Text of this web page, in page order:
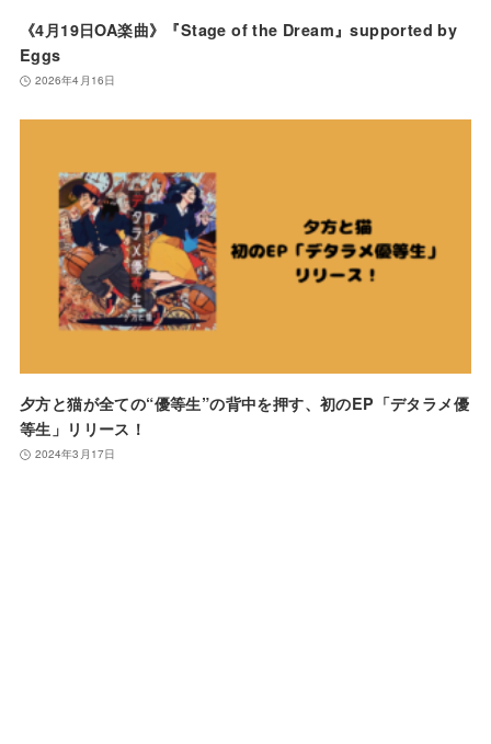
《4月19日OA楽曲》『Stage of the Dream』supported by
Eggs
2026年4月16日
夕方と猫が全ての“優等生”の背中を押す、初のEP「デタラメ優
等生」リリース！
2024年3月17日